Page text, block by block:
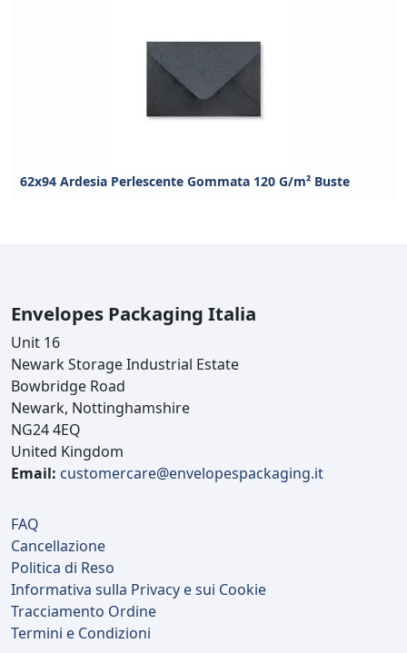
62x94 Ardesia Perlescente Gommata 120 G/m² Buste
Envelopes Packaging Italia
Unit 16
Newark Storage Industrial Estate
Bowbridge Road
Newark, Nottinghamshire
NG24 4EQ
United Kingdom
Email: customercare@envelopespackaging.it
FAQ
Cancellazione
Politica di Reso
Informativa sulla Privacy e sui Cookie
Tracciamento Ordine
Termini e Condizioni